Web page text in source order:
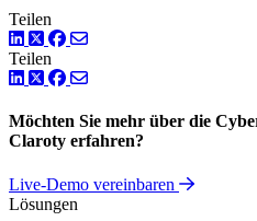
Teilen
LinkedIn
TwitterFacebook
Teilen
LinkedIn
TwitterFacebook
Möchten Sie mehr über die
Claroty erfahren?
Live-Demo vereinbaren
Lösungen